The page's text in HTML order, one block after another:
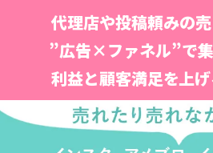
代理店や投稿頼みの
”広告×ファネル”で集
利益と顧客満足を上